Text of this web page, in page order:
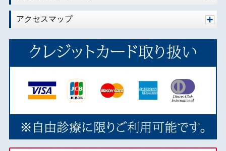
アクセスマップ